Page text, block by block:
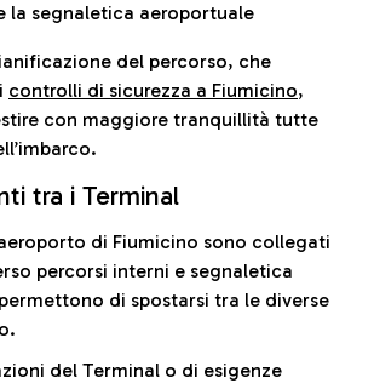
la segnaletica aeroportuale
del percorso, che
controlli di sicurezza a Fiumicino,
con maggiore tranquillità tutte
tra i Terminal
di Fiumicino sono collegati
percorsi interni e segnaletica
di spostarsi tra le diverse
del Terminal o di esigenze